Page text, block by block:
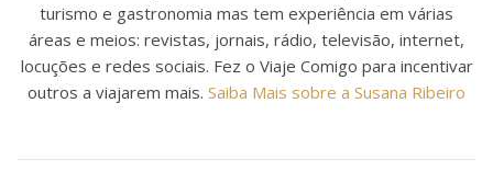
turismo e gastronomia mas tem experiência em várias
áreas e meios: revistas, jornais, rádio, televisão, internet,
locuções e redes sociais. Fez o Viaje Comigo para incentivar
outros a viajarem mais. Saiba Mais sobre a Susana Ribeiro